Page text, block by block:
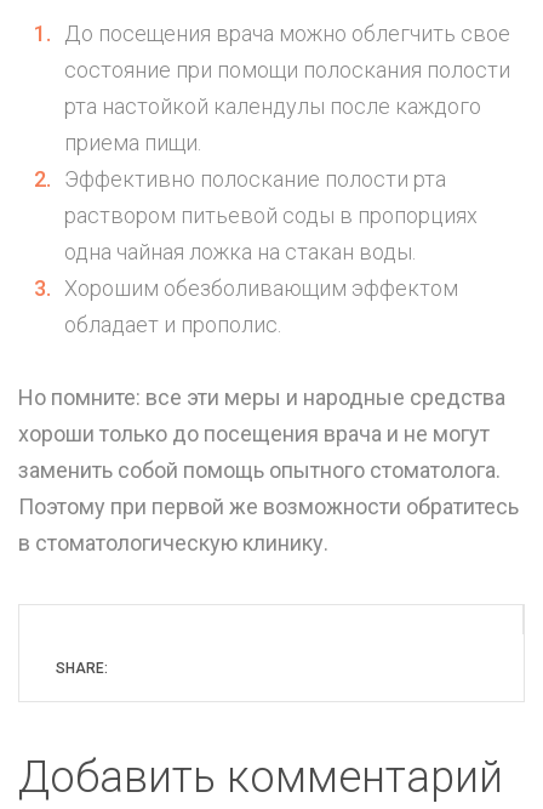
До посещения врача можно облегчить свое
состояние при помощи полоскания полости
рта настойкой календулы после каждого
приема пищи.
Эффективно полоскание полости рта
раствором питьевой соды в пропорциях
одна чайная ложка на стакан воды.
Хорошим обезболивающим эффектом
обладает и прополис.
Но помните: все эти меры и народные средства
хороши только до посещения врача и не могут
заменить собой помощь опытного стоматолога.
Поэтому при первой же возможности обратитесь
в стоматологическую клинику.
SHARE:
Добавить комментарий